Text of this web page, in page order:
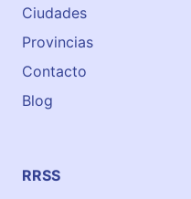
o
m
s
Ciudades
Provincias
Contacto
Blog
RRSS